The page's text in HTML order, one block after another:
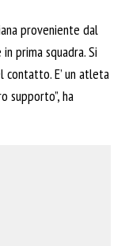
proveniente dal
prima squadra. Si
E’ un atleta
supporto”, ha